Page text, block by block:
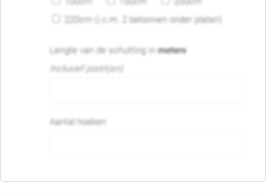
220cm (i.c.m. 2 betonnen onder platen)
Lengte van de schutting inmeters
Inclusief poort(en)
Aantal hoeken